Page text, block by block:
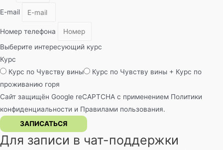
E-mail
Номер телефона
Выберите интересующий курс
Курс
Курс по Чувству вины
Курс по Чувству вины + Курс по
проживанию горя
Сайт защищён Google reCAPTCHA с применением Политики
конфиденциальности и Правилами пользования.
ЗАПИСАТЬСЯ
Для записи в чат-поддержки